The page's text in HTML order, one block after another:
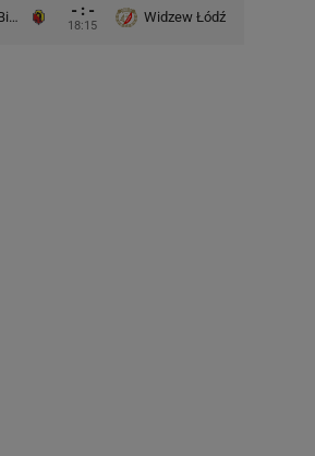
Jagiellonia Białystok - : -
18:15
Widzew Łódź